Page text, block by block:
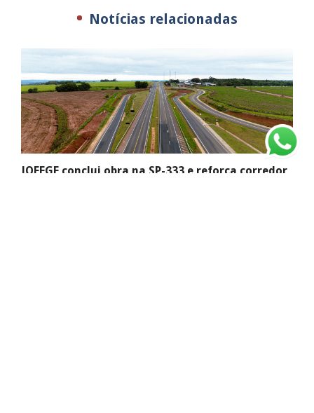
Notícias relacionadas
JOFEGE conclui obra na SP-333 e reforça corredor